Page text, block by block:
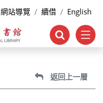
網站導覽 續借 English
返回上一層